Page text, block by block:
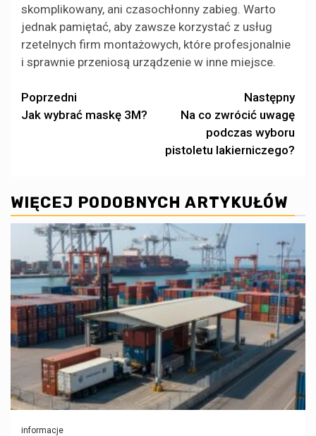
skomplikowany, ani czasochłonny zabieg. Warto
jednak pamiętać, aby zawsze korzystać z usług
rzetelnych firm montażowych, które profesjonalnie
i sprawnie przeniosą urządzenie w inne miejsce.
Zobacz
wpisy
Poprzedni
Jak wybrać maskę 3M?
Następny
Na co zwrócić uwagę
podczas wyboru
pistoletu lakierniczego?
WIĘCEJ PODOBNYCH ARTYKUŁÓW
informacje